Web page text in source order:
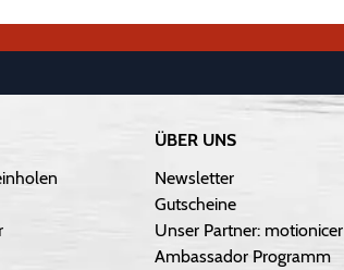
ÜBER UNS
Newsletter
Gutscheine
Unser Partner: motionicer
Ambassador Programm